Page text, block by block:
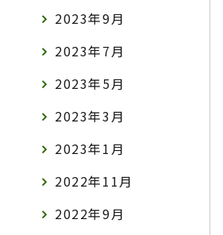
2023年9月
2023年7月
2023年5月
2023年3月
2023年1月
2022年11月
2022年9月